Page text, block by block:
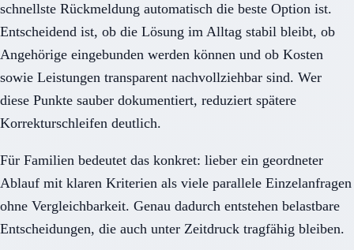
schnellste Rückmeldung automatisch die beste Option ist.
Entscheidend ist, ob die Lösung im Alltag stabil bleibt, ob
Angehörige eingebunden werden können und ob Kosten
sowie Leistungen transparent nachvollziehbar sind. Wer
diese Punkte sauber dokumentiert, reduziert spätere
Korrekturschleifen deutlich.
Für Familien bedeutet das konkret: lieber ein geordneter
Ablauf mit klaren Kriterien als viele parallele Einzelanfragen
ohne Vergleichbarkeit. Genau dadurch entstehen belastbare
Entscheidungen, die auch unter Zeitdruck tragfähig bleiben.